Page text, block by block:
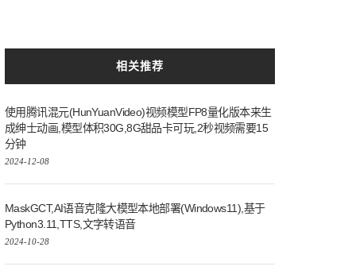
相关推荐
使用腾讯混元(HunYuanVideo)视频模型FP8量化版本来生
成绅士动画,模型体积30G,8G甜品卡可玩,2秒视频需要15
分钟
2024-12-08
MaskGCT,AI语音克隆大模型本地部署(Windows11),基于
Python3.11,TTS,文字转语音
2024-10-28